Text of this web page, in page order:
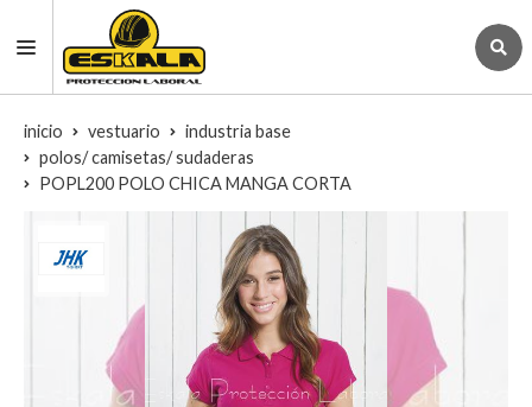
inicio vestuario
industria base
polos/ camisetas/ sudaderas
POPL200 POLO CHICA MANGA CORTA